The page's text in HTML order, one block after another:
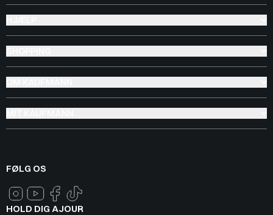
FØLG OS
HOLD DIG AJOUR